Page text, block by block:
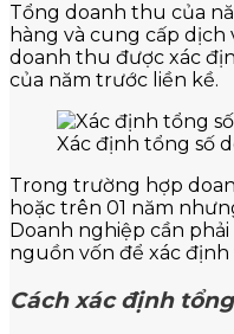
Tổng doanh thu của
hàng và cung cấp dịch
doanh thu được xác
của năm trước liền kề.
Xác định tổng số
Trong trường hợp
hoặc trên 01 năm
Doanh nghiệp cần
nguồn vốn để xác
Cách xác định